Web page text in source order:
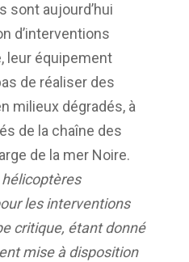
sont aujourd’hui
d’interventions
leur équipement
de réaliser des
milieux dégradés, à
de la chaîne des
de la mer Noire.
hélicoptères
les interventions
critique, étant donné
mise à disposition